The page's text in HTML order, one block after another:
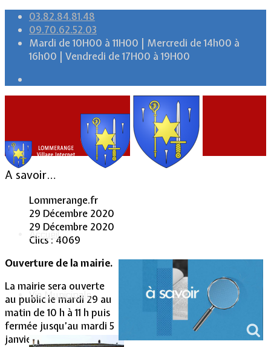
03.82.84.81.48
09.70.62.52.03
Mardi de 10H00 à 11H00 | Mercredi de 14h00 à
16h00 | Vendredi de 17H00 à 19H00
Accueil
Vie Municipale
A savoir…
Lommerange.fr
29 Décembre 2020
29 Décembre 2020
Clics : 4069
Ouverture de la mairie.
La mairie sera ouverte
au public le mardi 29 au
matin de 10 h à 11 h puis
fermée jusqu’au mardi 5
janvier 2021.